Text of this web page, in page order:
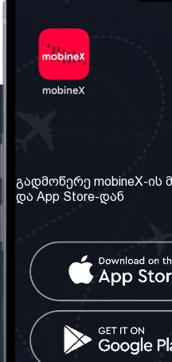
ჩვენ შესახებ
ჩვენი სერვისები
კონტაქტი
საქართველო: თბილისი
ტელ: 032 2 04 00 50
გადმოწერე mobineX-
და App Store-დან